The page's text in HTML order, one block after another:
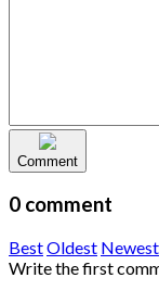
Comment
0 comment
BestOldest Newest
Write the first